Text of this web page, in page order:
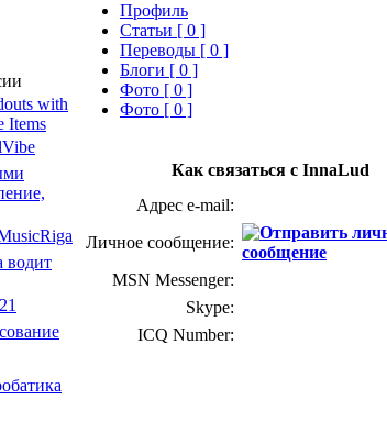
with
Items
водит
Профиль
Cтатьи [ 0 ]
Переводы [ 0 ]
Блоги [ 0 ]
Фото [ 0 ]
Фото [ 0 ]
Как связаться с InnaLud
Адрес e-mail:
Личное сообщение:
MSN Messenger:
Skype:
ICQ Number: